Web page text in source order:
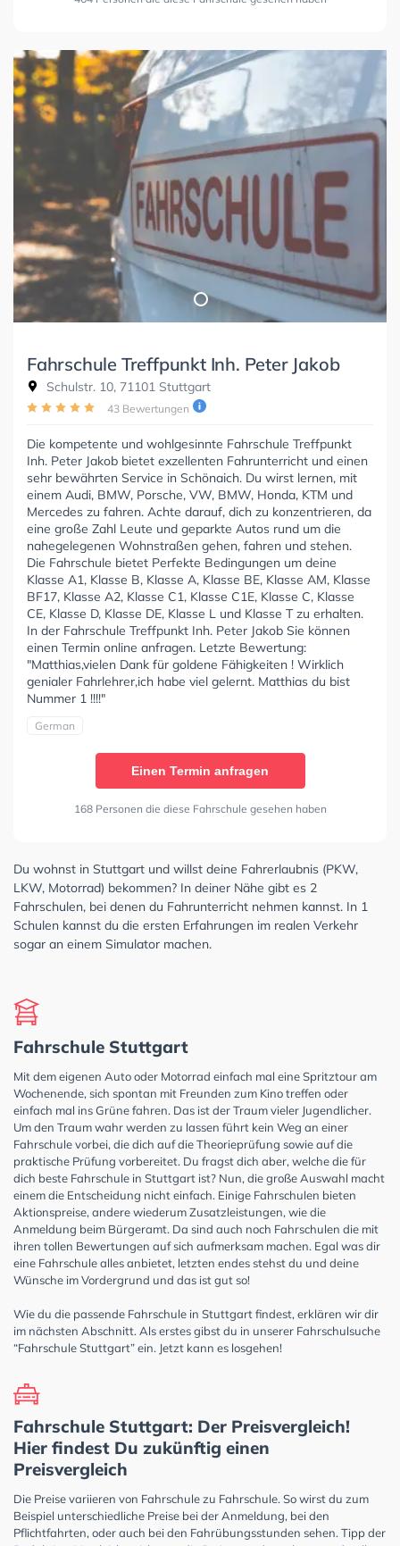
Fahrschule Treffpunkt Inh. Peter Jakob
Schulstr. 10, 71101 Stuttgart
43 Bewertungen
Die kompetente und wohlgesinnte Fahrschule Treffpunkt
Inh. Peter Jakob bietet exzellenten Fahrunterricht und einen
sehr bewährten Service in Schönaich. Du wirst lernen, mit
einem Audi, BMW, Porsche, VW, BMW, Honda, KTM und
Mercedes zu fahren. Achte darauf, dich zu konzentrieren, da
eine große Zahl Leute und geparkte Autos rund um die
nahegelegenen Wohnstraßen gehen, fahren und stehen.
Die Fahrschule bietet Perfekte Bedingungen um deine
Klasse A1, Klasse B, Klasse A, Klasse BE, Klasse AM, Klasse
BF17, Klasse A2, Klasse C1, Klasse C1E, Klasse C, Klasse
CE, Klasse D, Klasse DE, Klasse L und Klasse T zu erhalten.
In der Fahrschule Treffpunkt Inh. Peter Jakob Sie können
einen Termin online anfragen. Letzte Bewertung:
"Matthias,vielen Dank für goldene Fähigkeiten ! Wirklich
genialer Fahrlehrer,ich habe viel gelernt. Matthias du bist
Nummer 1 !!!!"
German
Einen Termin anfragen
168 Personen die diese Fahrschule gesehen haben
Du wohnst in Stuttgart und willst deine Fahrerlaubnis (PKW,
LKW, Motorrad) bekommen? In deiner Nähe gibt es 2
Fahrschulen, bei denen du Fahrunterricht nehmen kannst. In 1
Schulen kannst du die ersten Erfahrungen im realen Verkehr
sogar an einem Simulator machen.
Fahrschule Stuttgart
Mit dem eigenen Auto oder Motorrad einfach mal eine Spritztour am
Wochenende, sich spontan mit Freunden zum Kino treffen oder
einfach mal ins Grüne fahren. Das ist der Traum vieler Jugendlicher.
Um den Traum wahr werden zu lassen führt kein Weg an einer
Fahrschule vorbei, die dich auf die Theorieprüfung sowie auf die
praktische Prüfung vorbereitet. Du fragst dich aber, welche die für
dich beste Fahrschule in Stuttgart ist? Nun, die große Auswahl macht
einem die Entscheidung nicht einfach. Einige Fahrschulen bieten
Aktionspreise, andere wiederum Zusatzleistungen, wie die
Anmeldung beim Bürgeramt. Da sind auch noch Fahrschulen die mit
ihren tollen Bewertungen auf sich aufmerksam machen. Egal was dir
eine Fahrschule alles anbietet, letzten endes stehst du und deine
Wünsche im Vordergrund und das ist gut so!
Wie du die passende Fahrschule in Stuttgart findest, erklären wir dir
im nächsten Abschnitt. Als erstes gibst du in unserer Fahrschulsuche
“Fahrschule Stuttgart” ein. Jetzt kann es losgehen!
Fahrschule Stuttgart: Der Preisvergleich!
Hier findest Du zukünftig einen
Preisvergleich
Die Preise variieren von Fahrschule zu Fahrschule. So wirst du zum
Beispiel unterschiedliche Preise bei der Anmeldung, bei den
Pflichtfahrten, oder auch bei den Fahrübungsstunden sehen. Tipp der